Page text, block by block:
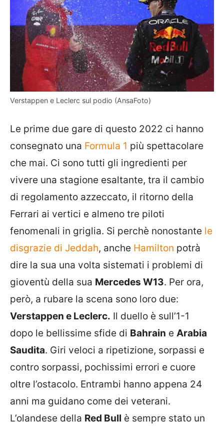
Verstappen e Leclerc sul podio (AnsaFoto)
Le prime due gare di questo 2022 ci hanno
consegnato una Formula 1 più spettacolare
che mai. Ci sono tutti gli ingredienti per
vivere una stagione esaltante, tra il cambio
di regolamento azzeccato, il ritorno della
Ferrari ai vertici e almeno tre piloti
fenomenali in griglia. Si perchè nonostante le
disgrazie di Jeddah, anche Hamilton potrà
dire la sua una volta sistemati i problemi di
gioventù della sua Mercedes W13. Per ora,
però, a rubare la scena sono loro due:
Verstappen e Leclerc. Il duello è sull’1-1
dopo le bellissime sfide di Bahrain e Arabia
Saudita. Giri veloci a ripetizione, sorpassi e
contro sorpassi, pochissimi errori e cuore
oltre l’ostacolo. Entrambi hanno appena 24
anni ma guidano come dei veterani.
L’olandese della Red Bull è sempre stato un